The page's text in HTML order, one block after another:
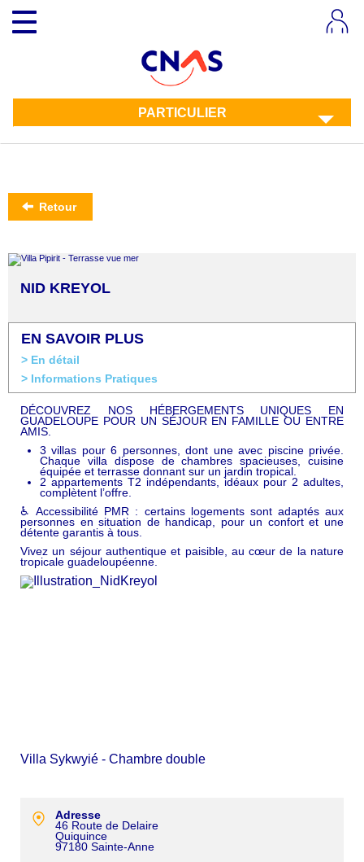
contenu
principal
Toggle
navigation
PARTICULIER
Retour
NID KREYOL
EN SAVOIR PLUS
> En détail
> Informations Pratiques
DÉCOUVREZ NOS HÉBERGEMENTS UNIQUES EN
GUADELOUPE POUR UN SÉJOUR EN FAMILLE OU ENTRE
AMIS.
3 villas pour 6 personnes, dont une avec piscine privée.
Chaque villa dispose de chambres spacieuses, cuisine
équipée et terrasse donnant sur un jardin tropical.
2 appartements T2 indépendants, idéaux pour 2 adultes,
complètent l’offre.
♿ Accessibilité PMR : certains logements sont adaptés aux
personnes en situation de handicap, pour un confort et une
détente garantis à tous.
Vivez un séjour authentique et paisible, au cœur de la nature
tropicale guadeloupéenne.
Villa Sykwyié - Chambre double
Adresse
46 Route de Delaire
Quiquince
97180 Sainte-Anne